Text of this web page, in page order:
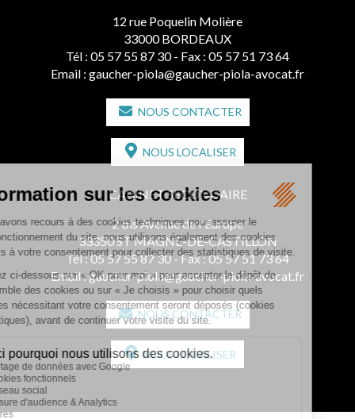
12 rue Poquelin Molière
33000 BORDEAUX
Tél : 05 57 55 87 30 - Fax : 05 57 51 73 64
Email : gaucher-piola@gaucher-piola-avocat.fr
NOUS CONTACTER
NOUS LOCALISER
CABINET SECONDAIRE
2 bis Avenue de l'Europe
33350 ST MAGNE-DE-CASTILLON
Tél :05 57 55 87 30 - Fax : 05 57 51 73 64
Email :gaucher-piola@gaucher-piola-avocat.fr
NOUS CONTACTER
NOUS LOCALISER